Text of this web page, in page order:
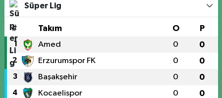
Süper Lig
# Takım O P
1 Amed 0 0
2 Erzurumspor FK 0 0
3 Başakşehir 0 0
4 Kocaelispor 0 0